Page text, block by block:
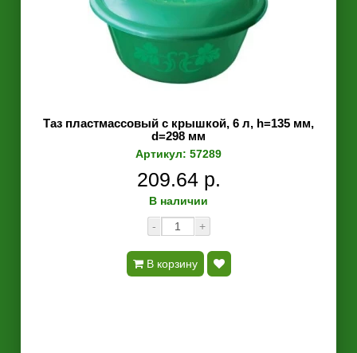
Таз пластмассовый с крышкой, 6 л, h=135 мм,
d=298 мм
Артикул: 57289
209.64 р.
В наличии
-
+
В корзину